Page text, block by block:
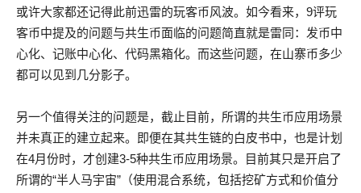
或许大家都还记得此前迅雷的玩客币风波。如今看来，9评玩
客币中提及的问题与共生币面临的问题简直就是雷同：发币中
心化、记账中心化、代码黑箱化。而这些问题，在山寨币多少
都可以见到几分影子。
另一个值得关注的问题是，截止目前，所谓的共生币应用场景
并未真正的建立起来。即便在其共生链的白皮书中，也是计划
在4月份时，才创建3-5种共生币应用场景。目前其只是开启了
所谓的“半人马宇宙”（使用混合系统，包括挖矿方式和价值分